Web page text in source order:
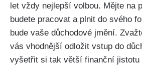
let vždy nejlepší volbou. Mějte na
budete pracovat a plnit do svého
bude vaše důchodové jmění.
vás vhodnější odložit vstup do
vyšetřit si tak větší finanční jistotu